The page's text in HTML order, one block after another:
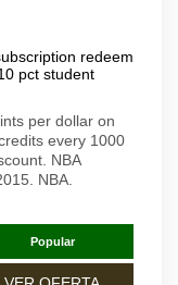
redeem
pct student
per dollar on
every 1000
NBA
NBA.
Popular